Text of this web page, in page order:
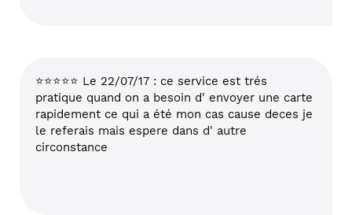
⭐⭐⭐⭐⭐ Le 22/07/17 : ce service est trés
pratique quand on a besoin d' envoyer une carte
rapidement ce qui a été mon cas cause deces je
le referais mais espere dans d' autre
circonstance